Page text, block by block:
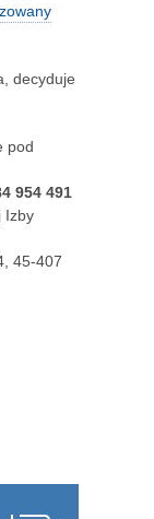
decyduje
pod
954 491
Izby
45-407